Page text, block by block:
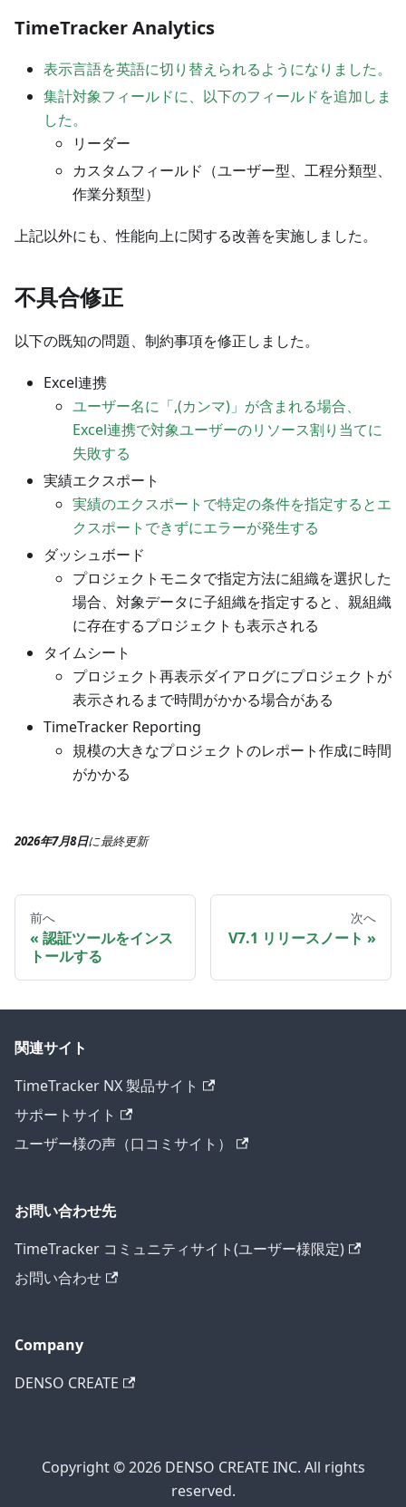
TimeTracker Analytics
表示言語を英語に切り替えられるようになりました。
集計対象フィールドに、以下のフィールドを追加しま
した。
リーダー
カスタムフィールド（ユーザー型、工程分類型、
作業分類型）
上記以外にも、性能向上に関する改善を実施しました。
不具合修正
以下の既知の問題、制約事項を修正しました。
Excel連携
ユーザー名に「,(カンマ)」が含まれる場合、
Excel連携で対象ユーザーのリソース割り当てに
失敗する
実績エクスポート
実績のエクスポートで特定の条件を指定するとエ
クスポートできずにエラーが発生する
ダッシュボード
プロジェクトモニタで指定方法に組織を選択した
場合、対象データに子組織を指定すると、親組織
に存在するプロジェクトも表示される
タイムシート
プロジェクト再表示ダイアログにプロジェクトが
表示されるまで時間がかかる場合がある
TimeTracker Reporting
規模の大きなプロジェクトのレポート作成に時間
がかかる
2026年7月8日に最終更新
前へ
認証ツールをインス
トールする
次へ
V7.1 リリースノート
関連サイト
TimeTracker NX 製品サイト
サポートサイト
ユーザー様の声（口コミサイト）
お問い合わせ先
TimeTracker コミュニティサイト(ユーザー様限定)
お問い合わせ
Company
DENSO CREATE
Copyright © 2026 DENSO CREATE INC. All rights
reserved.